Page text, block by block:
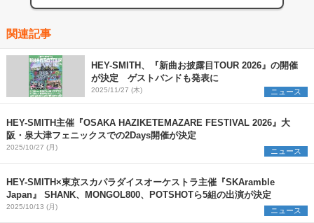
関連記事
HEY-SMITH、『新曲お披露目TOUR 2026』の開催
が決定 ゲストバンドも発表に
2025/11/27 (木) ニュース
HEY-SMITH主催『OSAKA HAZIKETEMAZARE FESTIVAL 2026』大
阪・泉大津フェニックスでの2Days開催が決定
2025/10/27 (月) ニュース
HEY-SMITH×東京スカパラダイスオーケストラ主催『SKAramble
Japan』 SHANK、MONGOL800、POTSHOTら5組の出演が決定
2025/10/13 (月) ニュース